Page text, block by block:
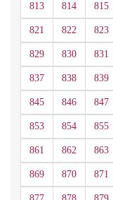
813 814 815
821 822 823
829 830 831
837 838 839
845 846 847
853 854 855
861 862 863
869 870 871